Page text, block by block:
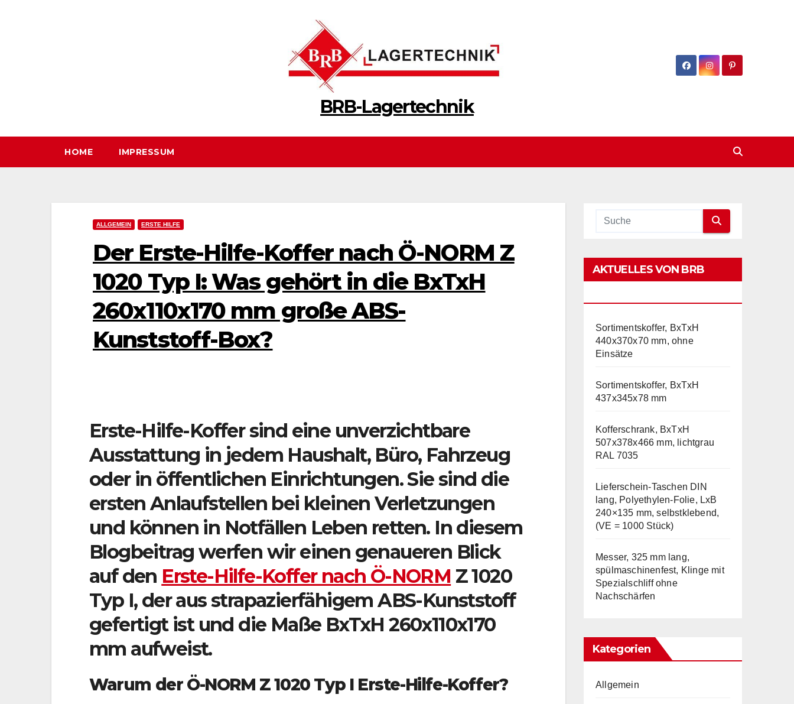
BRB-Lagertechnik
HOME IMPRESSUM
ALLGEMEIN ERSTE HILFE
Der Erste-Hilfe-Koffer nach Ö-NORM Z
1020 Typ I: Was gehört in die BxTxH
260x110x170 mm große ABS-
Kunststoff-Box?
Erste-Hilfe-Koffer sind eine unverzichtbare
Ausstattung in jedem Haushalt, Büro, Fahrzeug
oder in öffentlichen Einrichtungen. Sie sind die
ersten Anlaufstellen bei kleinen Verletzungen
und können in Notfällen Leben retten. In diesem
Blogbeitrag werfen wir einen genaueren Blick
auf den Erste-Hilfe-Koffer nach Ö-NORM Z 1020
Typ I, der aus strapazierfähigem ABS-Kunststoff
gefertigt ist und die Maße BxTxH 260x110x170
mm aufweist.
Warum der Ö-NORM Z 1020 Typ I Erste-Hilfe-Koffer?
AKTUELLES VON BRB
Sortimentskoffer, BxTxH
440x370x70 mm, ohne
Einsätze
Sortimentskoffer, BxTxH
437x345x78 mm
Kofferschrank, BxTxH
507x378x466 mm, lichtgrau
RAL 7035
Lieferschein-Taschen DIN
lang, Polyethylen-Folie, LxB
240×135 mm, selbstklebend,
(VE = 1000 Stück)
Messer, 325 mm lang,
spülmaschinenfest, Klinge mit
Spezialschliff ohne
Nachschärfen
Kategorien
Allgemein